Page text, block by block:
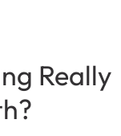
Really